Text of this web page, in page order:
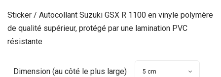
Sticker / Autocollant Suzuki GSX R 1100 en vinyle polymère
de qualité supérieur, protégé par une lamination PVC
résistante
Dimension (au côté le plus large)